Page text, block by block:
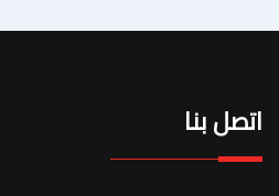
اتصل بنا